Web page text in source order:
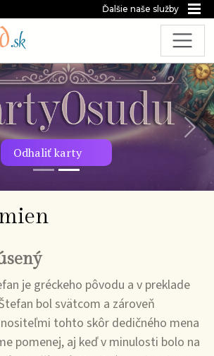
Ďalšie naše služby
Odhaliť karty
snímka
je gréckeho pôvodu a v preklade
bol svätcom a zároveň
tohto skôr dedičného mena
pomenej, aj keď v minulosti bolo na